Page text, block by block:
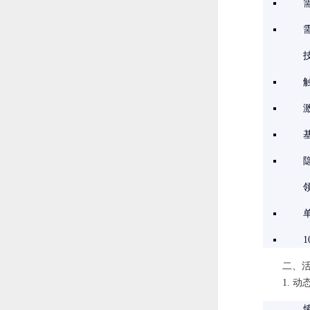
二、
1. 动